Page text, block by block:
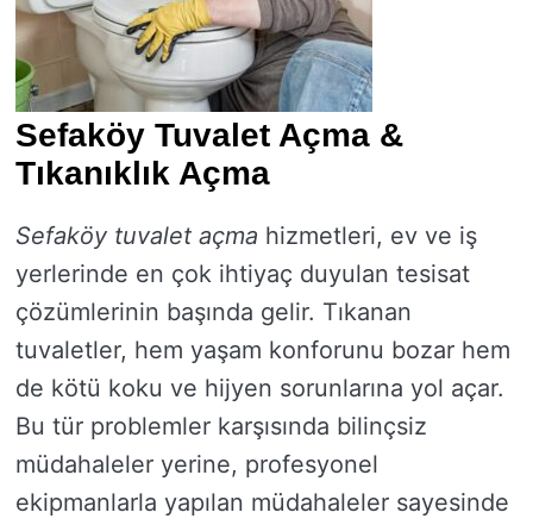
Sefaköy Tuvalet Açma &
Tıkanıklık Açma
Sefaköy tuvalet açma hizmetleri, ev ve iş
yerlerinde en çok ihtiyaç duyulan tesisat
çözümlerinin başında gelir. Tıkanan
tuvaletler, hem yaşam konforunu bozar hem
de kötü koku ve hijyen sorunlarına yol açar.
Bu tür problemler karşısında bilinçsiz
müdahaleler yerine, profesyonel
ekipmanlarla yapılan müdahaleler sayesinde